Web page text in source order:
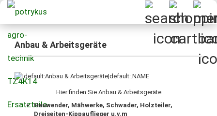
Anbau & Arbeitsgeräte
Hier finden Sie Anbau & Arbeitsgeräte
Heuwender, Mähwerke, Schwader, Holzteiler,
Dreiseiten-Kippauflieger u.v.m